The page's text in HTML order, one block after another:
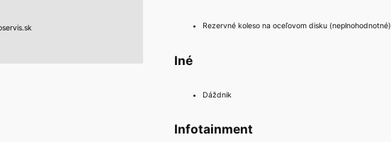
Rezervné koleso na oceľovom disku (neplnohodnotné)
Iné
Dáždnik
Infotainment